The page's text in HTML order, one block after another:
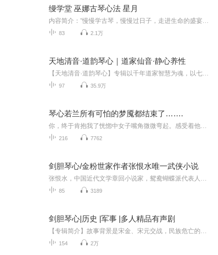
缦学堂 巫娜古琴心法 星月
83 2.1万
天地清音·道韵琴心｜道家仙音·静心养性
97 35.9万
琴心若兰所有可怕的梦魇都结束了…….
216 7762
剑胆琴心/金粉世家作者张恨水唯一武侠小说
85 3189
剑胆琴心|历史 |军事 |多人精品有声剧
154 2万